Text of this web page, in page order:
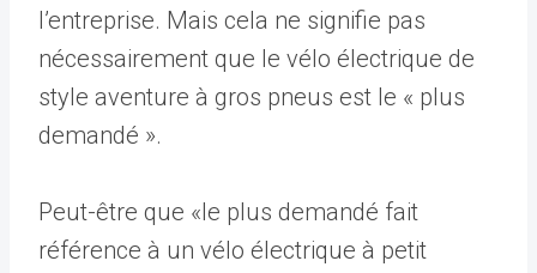
l’entreprise. Mais cela ne signifie pas
nécessairement que le vélo électrique de
style aventure à gros pneus est le « plus
demandé ».
Peut-être que «le plus demandé fait
référence à un vélo électrique à petit